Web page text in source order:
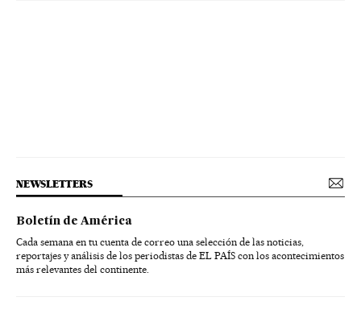
NEWSLETTERS
Boletín de América
Cada semana en tu cuenta de correo una selección de las noticias,
reportajes y análisis de los periodistas de EL PAÍS con los acontecimientos
más relevantes del continente.